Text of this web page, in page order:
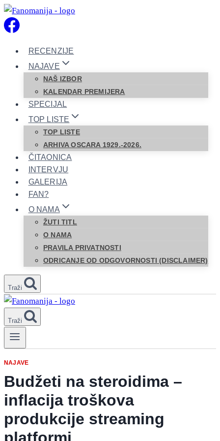
Skip
to
RECENZIJE
NAJAVE
NAŠ IZBOR
KALENDAR PREMIJERA
SPECIJAL
TOP LISTE
TOP LISTE
ARHIVA OSCARA 1929.-2026.
ČITAONICA
INTERVJU
GALERIJA
FAN?
O NAMA
ŽUTI TITL
O NAMA
PRAVILA PRIVATNOSTI
ODRICANJE OD ODGOVORNOSTI (DISCLAIMER)
Traži
Traži
NAJAVE
Budžeti na steroidima –
inflacija troškova
produkcije streaming